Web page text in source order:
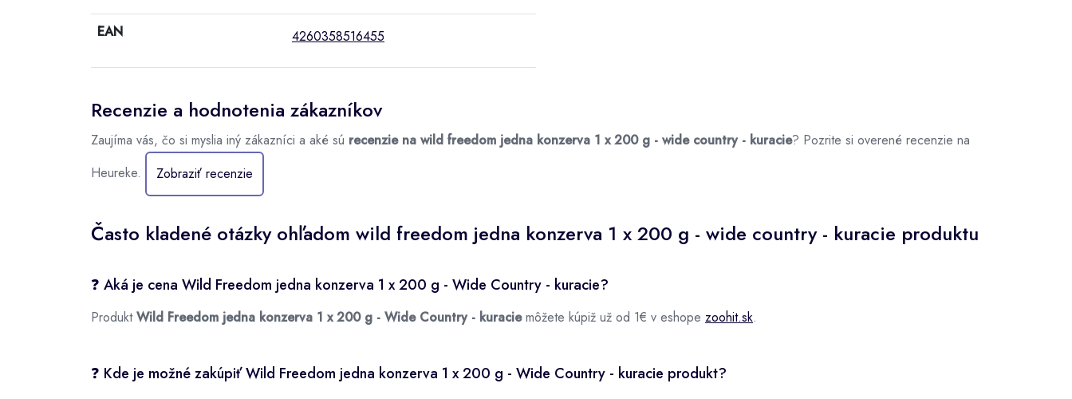
EAN 4260358516455
Recenzie a hodnotenia zákazníkov
Zaujíma vás, čo si myslia iný zákazníci a aké sú recenzie na wild freedom jedna konzerva 1 x 200 g - wide country - kuracie? Pozrite si overené recenzie na
Heureke.
Zobraziť recenzie
Často kladené otázky ohľadom wild freedom jedna konzerva 1 x 200 g - wide country - kuracie produktu
❓ Aká je cena Wild Freedom jedna konzerva 1 x 200 g - Wide Country - kuracie?
ProduktWild Freedom jedna konzerva 1 x 200 g - Wide Country - kuraciemôžete kúpiž už od 1€ v eshope zoohit.sk.
❓ Kde je možné zakúpiť Wild Freedom jedna konzerva 1 x 200 g - Wide Country - kuracie produkt?